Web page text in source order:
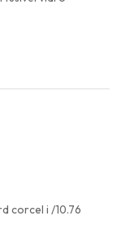
corcel i /10.76